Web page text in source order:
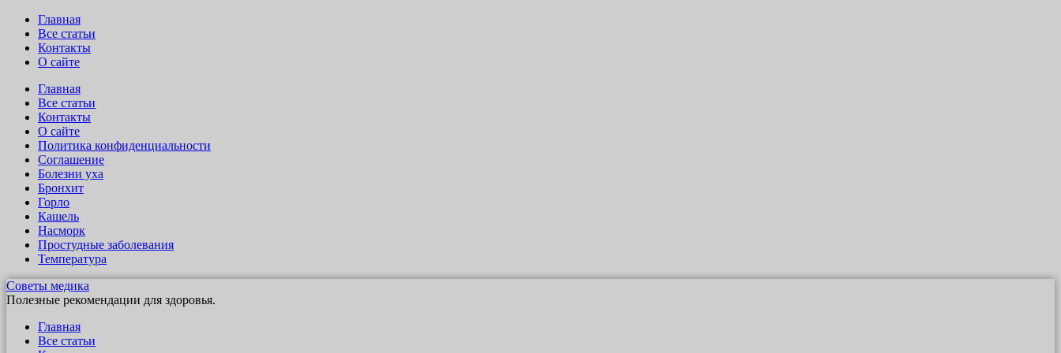
Главная
Все статьи
Контакты
О сайте
Главная
Все статьи
Контакты
О сайте
Политика конфиденциальности
Соглашение
Болезни уха
Бронхит
Горло
Кашель
Насморк
Простудные заболевания
Температура
Советы медика
Полезные рекомендации для здоровья.
Главная
Все статьи